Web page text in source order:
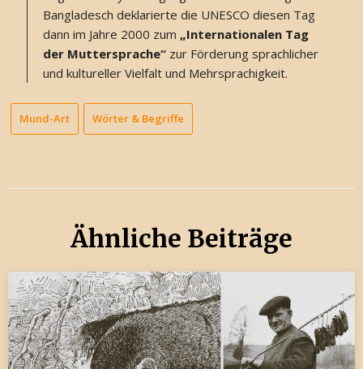
Bangladesch deklarierte die UNESCO diesen Tag
dann im Jahre 2000 zum „Internationalen Tag
der Muttersprache“zur Förderung sprachlicher
und kultureller Vielfalt und Mehrsprachigkeit.
Mund-Art Wörter & Begriffe
Ähnliche Beiträge